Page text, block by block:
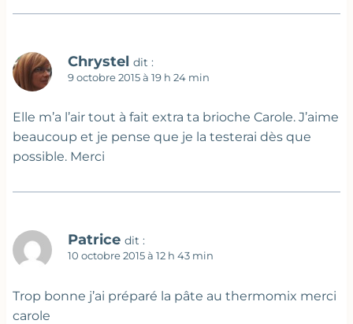
Chrystel dit :
9 octobre 2015 à 19 h 24 min
Elle m’a l’air tout à fait extra ta brioche Carole. J’aime
beaucoup et je pense que je la testerai dès que
possible. Merci
Patrice dit :
10 octobre 2015 à 12 h 43 min
Trop bonne j’ai préparé la pâte au thermomix merci
carole